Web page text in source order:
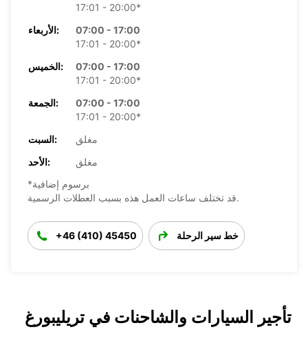
17:01 - 20:00*
الأربعاء:
07:00 - 17:00
17:01 - 20:00*
الخميس:
07:00 - 17:00
17:01 - 20:00*
الجمعة:
07:00 - 17:00
17:01 - 20:00*
السبت:
مغلق
الأحد:
مغلق
*برسوم إضافية
قد تختلف ساعات العمل هذه بسبب العطلات الرسمية.
+46 (410) 45450 خط سير الرحلة
تأجير السيارات والشاحنات في تريليبورغ